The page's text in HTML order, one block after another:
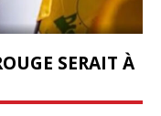
SERAIT À